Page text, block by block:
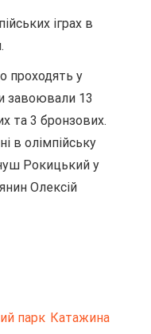
іграх в
проходять у
завоювали 13
та 3 бронзових.
в олімпійську
Рокицький у
Олексій
парк Катажина